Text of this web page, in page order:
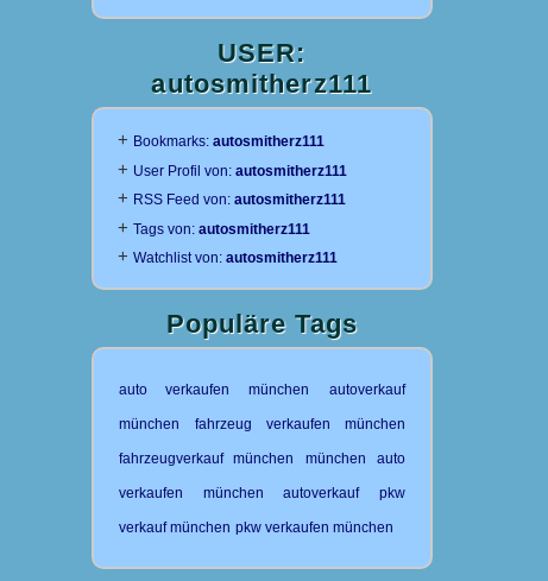
USER:
autosmitherz111
+ Bookmarks: autosmitherz111
+ User Profil von: autosmitherz111
+ RSS Feed von: autosmitherz111
+ Tags von: autosmitherz111
+ Watchlist von: autosmitherz111
Populäre Tags
auto verkaufen münchen autoverkauf
münchen fahrzeug verkaufen münchen
fahrzeugverkauf münchen münchen auto
verkaufen münchen autoverkauf pkw
verkauf münchen pkw verkaufen münchen